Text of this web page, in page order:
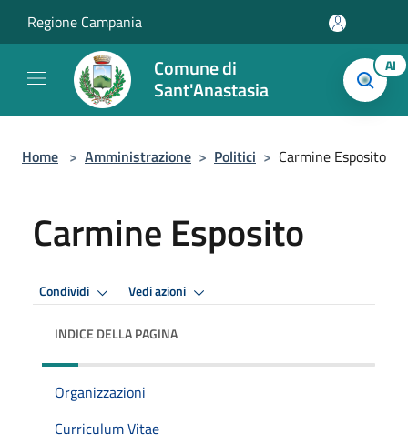
Regione Campania
Comune di
Sant'Anastasia
AI
Home > Amministrazione > Politici > Carmine Esposito
Carmine Esposito
Condividi Vedi azioni
INDICE DELLA PAGINA
Organizzazioni
Curriculum Vitae